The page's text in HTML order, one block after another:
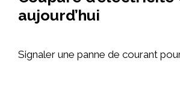
aujourd’hui
Signaler une panne de courant